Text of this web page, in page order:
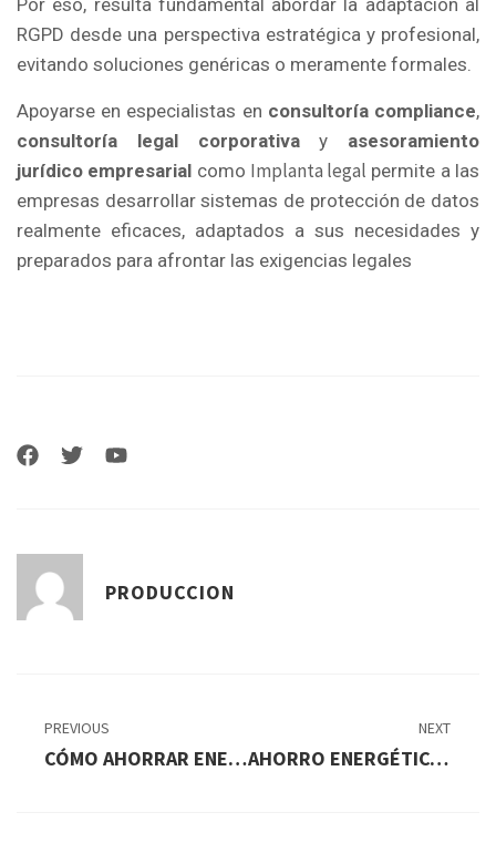
Por eso, resulta fundamental abordar la adaptación al
RGPD desde una perspectiva estratégica y profesional,
evitando soluciones genéricas o meramente formales.
Apoyarse en especialistas en consultoría compliance,
consultoría legal corporativay asesoramiento
jurídico empresarial como Implanta legal permite a las
empresas desarrollar sistemas de protección de datos
realmente eficaces, adaptados a sus necesidades y
preparados para afrontar las exigencias legales
PRODUCCION
PREVIOUS
CÓMO AHORRAR ENERGÍA EN OFICINAS SIN AFECTAR LA PRODUCTIVIDAD
NEXT
AHORRO ENERGÉTICO EN COMUNIDADES DE VECINOS: QUÉ SE PUEDE OPTIMIZAR